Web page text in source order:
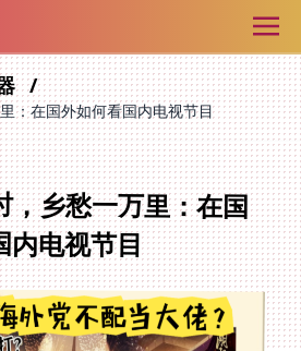
：在国外如何看国内电视节目
，乡愁一万里：在国
内电视节目